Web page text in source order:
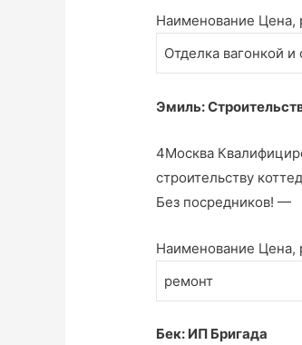
Наименование Цена,
Отделка вагонкой и
Эмиль:
4Москва
строительству
Без посредников! —
Наименование Цена,
ремонт
Бек: ИП Бригада